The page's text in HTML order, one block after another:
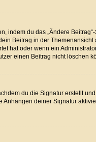
du das „Ändere
Beitrag in der
hat oder wenn ein
einen Beitrag nicht löschen
du die Signatur erstellt
deiner Signatur